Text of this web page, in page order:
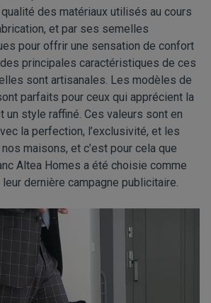
des matériaux utilisés au cours
et par ses semelles
pour offrir une sensation de confort
principales caractéristiques de ces
sont artisanales. Les modèles de
parfaits pour ceux qui apprécient la
un style raffiné. Ces valeurs sont en
la perfection, l’exclusivité, et les
maisons, et c’est pour cela que
Altea Homes a été choisie comme
dernière campagne publicitaire.